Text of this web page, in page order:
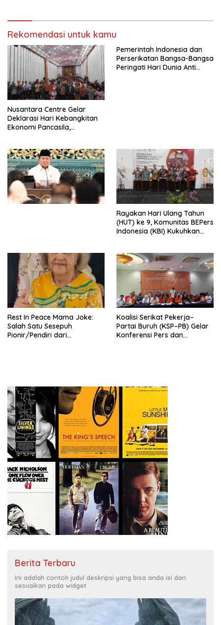
Kasih Allah.
RUU Ketenagakerjaan Baru.
Rekomendasi untuk kamu
Nusantara Centre Gelar
Deklarasi Hari Kebangkitan
Ekonomi Pancasila,
Penjajahan (Pergolakan
Ekonomi Politik Indonesia) &
Simposium Nasional “Urgensi
Undang-Undang
Perekonomian Nasional dan
Kesejahteraan Sosial dalam
Pemerintah Indonesia dan
Perserikatan Bangsa-Bangsa
Peringati Hari Dunia Anti
Rayakan Hari Ulang Tahun
(HUT) ke 9, Komunitas BEPers
Indonesia (KBI) Kukuhkan
Tema: “Penguatan dan
Pengembangan Organisasi
KBI yang Berbasis Riset di
seluruh Indonesia dan
Mancanegara”.
Rest In Peace Mama Joke:
Salah Satu Sesepuh
Pionir/Pendiri dari
Koalisi Serikat Pekerja–
Partai Buruh (KSP–PB) Gelar
Konferensi Pers dan
Berita Terbaru
Ini adalah contoh judul deskripsi yang bisa anda isi dan
sesuaikan pada widget